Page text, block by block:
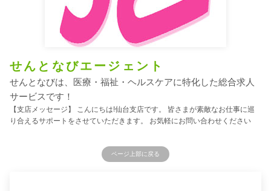
せんとなびエージェント
せんとなびは、医療・福祉・ヘルスケアに特化した総合求人
サービスです！
【支店メッセージ】 こんにちは!仙台支店です。 皆さまが素敵なお仕事に巡
り合えるサポートをさせていただきます。 お気軽にお問い合わせください
ページ上部に戻る